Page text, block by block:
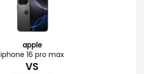
apple
iphone 16 pro max
VS